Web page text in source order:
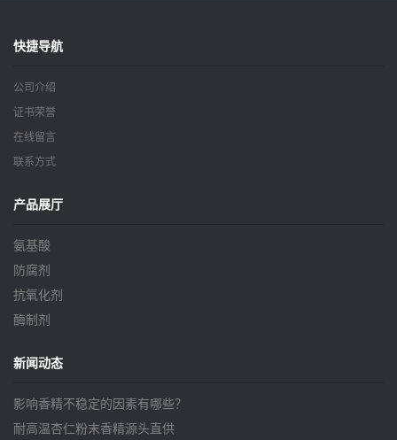
快捷导航
公司介绍
证书荣誉
在线留言
联系方式
产品展厅
氨基酸
防腐剂
抗氧化剂
酶制剂
新闻动态
影响香精不稳定的因素有哪些？
耐高温杏仁粉末香精源头直供